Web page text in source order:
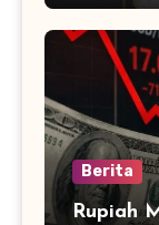
Berita
Rupiah